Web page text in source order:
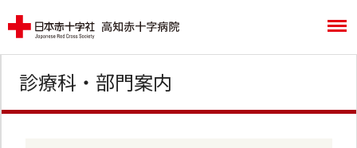
診療科・部門案内